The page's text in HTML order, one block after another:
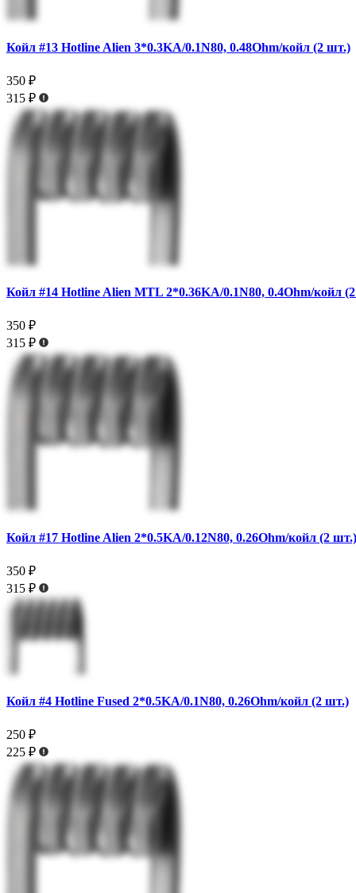
Койл #13 Hotline Alien 3*0.3KA/0.1N80, 0.48Ohm/койл (2 шт.)
350 ₽
315 ₽
Койл #14 Hotline Alien MTL 2*0.36KA/0.1N80, 0.4Ohm/койл
350 ₽
315 ₽
Койл #17 Hotline Alien 2*0.5KA/0.12N80, 0.26Ohm/койл (2 шт.)
350 ₽
315 ₽
Койл #4 Hotline Fused 2*0.5KA/0.1N80, 0.26Ohm/койл (2 шт.)
250 ₽
225 ₽